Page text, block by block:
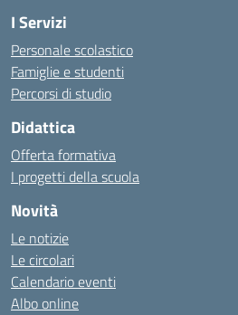
I Servizi
Personale scolastico
Famiglie e studenti
Percorsi di studio
Didattica
Offerta formativa
I progetti della scuola
Novità
Le notizie
Le circolari
Calendario eventi
Albo online